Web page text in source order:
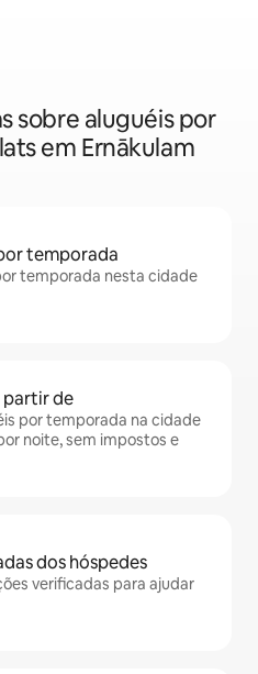
sobre aluguéis por
em Ernākulam
temporada
temporada nesta cidade
partir de
por temporada na cidade
noite, sem impostos e
dos hóspedes
verificadas para ajudar